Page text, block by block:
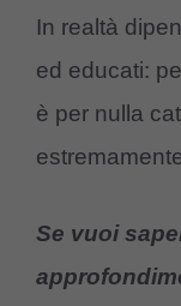
In realtà
ed educati:
è per nulla
Se vuoi